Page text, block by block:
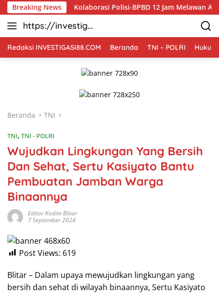
Langsung
ke
konten
Breaking News
Kolaborasi Polisi-BPBD 12 Jam Melawan Api Karhutla di
https://investiga
si88.com
Redaksi INVESTIGASI88.COM Beranda TNI – POLRI
Beranda TNI
TNI, TNI - POLRI
Wujudkan Lingkungan Yang Bersih
Dan Sehat, Sertu Kasiyato Bantu
Pembuatan Jamban Warga
Binaannya
Editor Kodim Blitar
7 September 2024
Post Views: 619
Blitar – Dalam upaya mewujudkan lingkungan yang
bersih dan sehat di wilayah binaannya, Sertu Kasiyato